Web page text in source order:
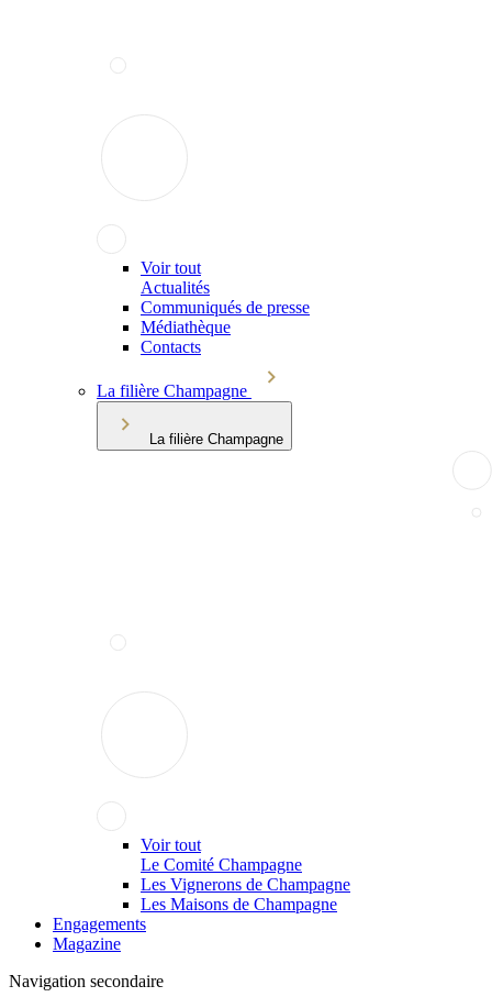
Voir tout
Actualités
Communiqués de presse
Médiathèque
Contacts
La filière Champagne
La filière Champagne
Voir tout
Le Comité Champagne
Les Vignerons de Champagne
Les Maisons de Champagne
Engagements
Magazine
Navigation secondaire